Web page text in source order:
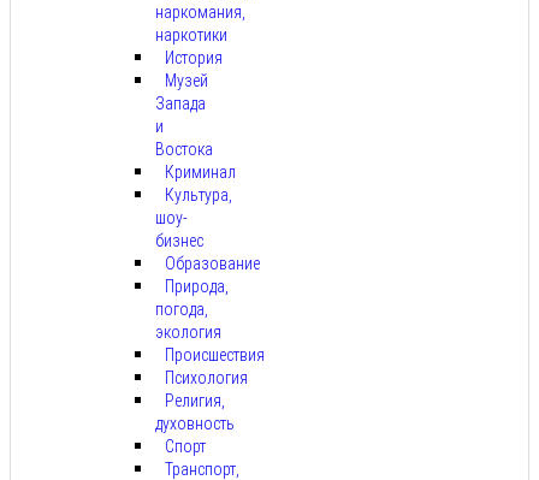
наркомания,
наркотики
История
Музей
Запада
и
Востока
Криминал
Культура,
шоу-
бизнес
Образование
Природа,
погода,
экология
Происшествия
Психология
Религия,
духовность
Спорт
Транспорт,